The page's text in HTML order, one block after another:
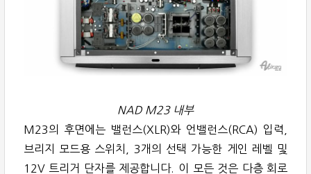
NAD M23 내부
M23의 후면에는 밸런스(XLR)와 언밸런스(RCA) 입력,
브리지 모드용 스위치, 3개의 선택 가능한 게인 레벨 및
12V 트리거 단자를 제공합니다. 이 모든 것은 다층 회로